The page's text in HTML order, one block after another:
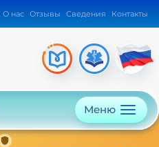
О нас Отзывы Сведения Контакты
Меню